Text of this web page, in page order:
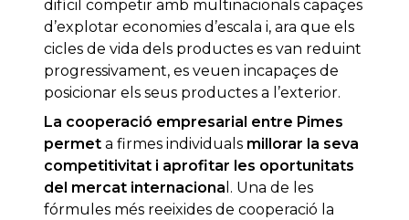
difícil competir amb multinacionals capaçes
d’explotar economies d’escala i, ara que els
cicles de vida dels productes es van reduint
progressivament, es veuen incapaçes de
posicionar els seus productes a l’exterior.
La cooperació empresarial entre Pimes
permet a firmes individuals millorar la seva
competitivitat i aprofitar les oportunitats
del mercat internaciona l. Una de les
fórmules més reeixides de cooperació la